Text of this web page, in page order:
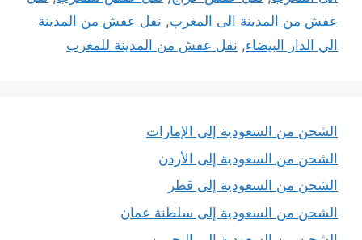
عفش من المدينة الى المغرب, نقل عفش من المدينة
الي الدار البيضاء, نقل عفش من المدينة للمغرب
الشحن من السعودية إلى الإمارات
الشحن من السعودية إلى الأردن
الشحن من السعودية إلى قطر
الشحن من السعودية إلى سلطنة عمان